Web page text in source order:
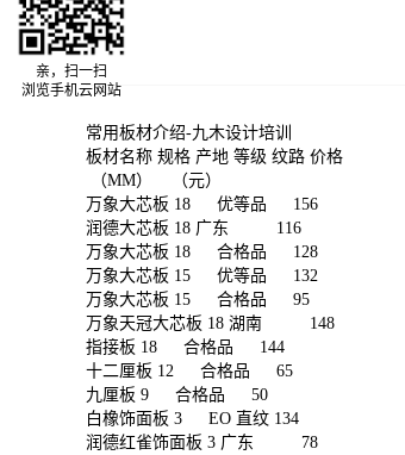
常用板材介绍-九木设计培训
板材名称 规格 产地 等级 纹路 价格
（MM） （元）
万象大芯板 18 优等品 156
润德大芯板 18 广东 116
万象大芯板 18 合格品 128
万象大芯板 15 优等品 132
万象大芯板 15 合格品 95
万象天冠大芯板 18 湖南 148
指接板 18 合格品 144
十二厘板 12 合格品 65
九厘板 9 合格品 50
白橡饰面板 3 EO 直纹 134
润德红雀饰面板 3 广东 78
亲，扫一扫
浏览手机云网站